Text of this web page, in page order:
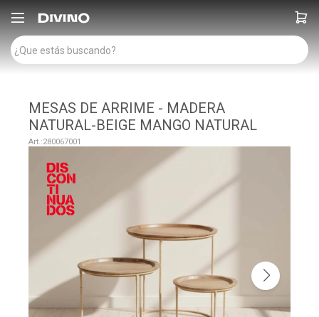

MESAS DE ARRIME - MADERA
NATURAL-BEIGE MANGO NATURAL
280067001